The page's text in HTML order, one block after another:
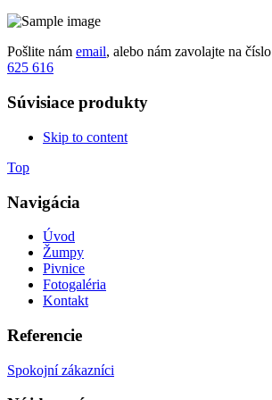
Pošlite nám email, alebo nám zavolajte na číslo
625 616
Súvisiace produkty
Skip to content
Top
Navigácia
Úvod
Žumpy
Pivnice
Fotogaléria
Kontakt
Referencie
Spokojní zákazníci